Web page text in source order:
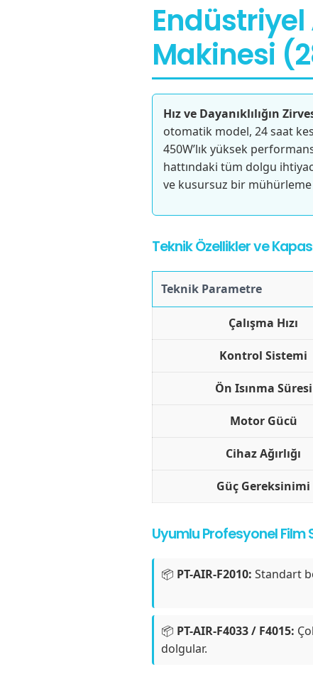
Endüstriyel
Makinesi
Hız ve Dayanıklılığın
otomatik model, 24 saat
450W’lık yüksek
hattındaki tüm dolgu
ve kusursuz bir
Teknik Özellikler ve
Teknik Parametre
Çalışma Hızı
Kontrol Sistemi
Ön Isınma Süresi
Motor Gücü
Cihaz Ağırlığı
Güç Gereksinimi
Uyumlu Profesyonel Film
📦 PT-AIR-F2010: Standart
📦 PT-AIR-F4033 / F4015:
dolgular.